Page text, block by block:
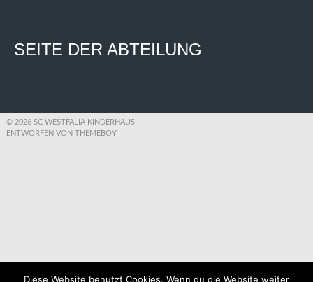
SEITE DER ABTEILUNG
© 2026 SC WESTFALIA KINDERHAUS
ENTWORFEN VON THEMEBOY
Diese Website benutzt Cookies. Wenn du die Website weiter